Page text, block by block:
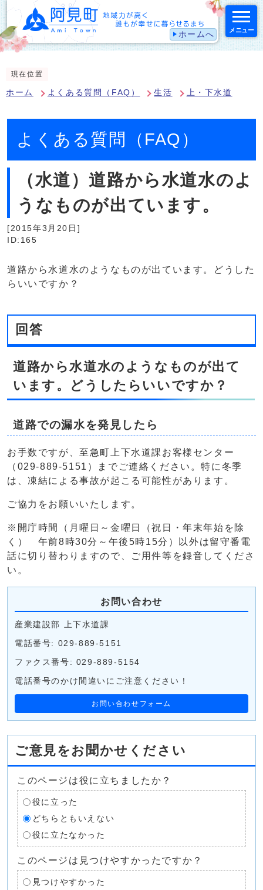
ホームへ メニュー
現在位置
ホーム よくある質問（FAQ） 生活 上・下水道
よくある質問（FAQ）
（水道）道路から水道水のよ
うなものが出ています。
[2015年3月20日]
ID:165
道路から水道水のようなものが出ています。どうした
らいいですか？
回答
道路から水道水のようなものが出て
います。どうしたらいいですか？
道路での漏水を発見したら
お手数ですが、至急町上下水道課お客様センター
（029-889-5151）までご連絡ください。特に冬季
は、凍結による事故が起こる可能性があります。
ご協力をお願いいたします。
※開庁時間（月曜日～金曜日（祝日・年末年始を除
く） 午前8時30分～午後5時15分）以外は留守番電
話に切り替わりますので、ご用件等を録音してくださ
い。
お問い合わせ
産業建設部 上下水道課
電話番号: 029-889-5151
ファクス番号: 029-889-5154
電話番号のかけ間違いにご注意ください！
お問い合わせフォーム
ご意見をお聞かせください
このページは役に立ちましたか？
役に立った
どちらともいえない
役に立たなかった
このページは見つけやすかったですか？
見つけやすかった